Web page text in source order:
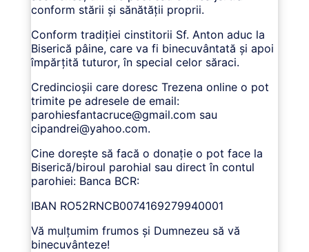
conform stării și sănătății proprii.
Conform tradiției cinstitorii Sf. Anton aduc la
Biserică pâine, care va fi binecuvântată și apoi
împărțită tuturor, în special celor săraci.
Credincioșii care doresc Trezena online o pot
trimite pe adresele de email:
parohiesfantacruce@gmail.com sau
cipandrei@yahoo.com.
Cine dorește să facă o donație o pot face la
Biserică/biroul parohial sau direct în contul
parohiei: Banca BCR:
IBAN RO52RNCB0074169279940001
Vă mulțumim frumos și Dumnezeu să vă
binecuvânteze!